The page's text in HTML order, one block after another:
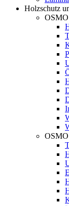
Holzschutz
OSMO
OSMO